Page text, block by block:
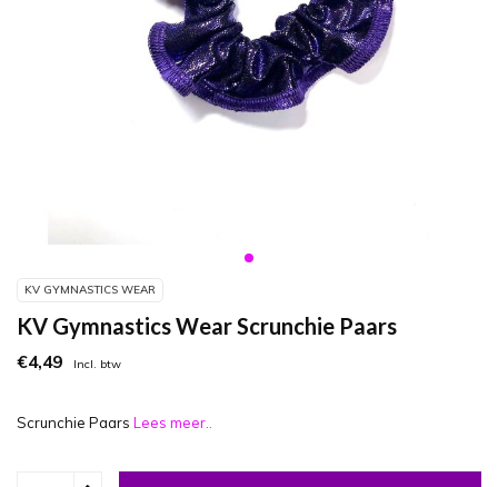
KV GYMNASTICS WEAR
KV Gymnastics Wear Scrunchie Paars
€4,49 Incl. btw
Scrunchie Paars Lees meer..